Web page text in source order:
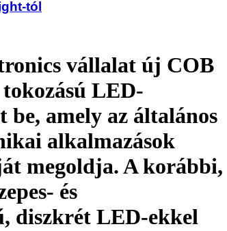
tól
vállalat új COB
LED-
amely az általános
alkalmazások
megoldja. A korábbi,
és
diszkrét LED-ekkel